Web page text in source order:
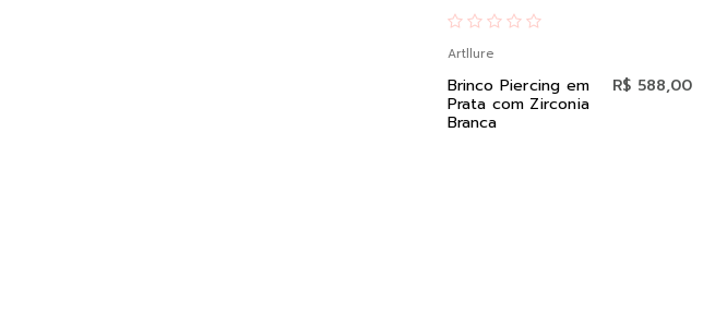
Artllure
Brinco Piercing em
Prata com Zirconia
Branca
R$ 588,00